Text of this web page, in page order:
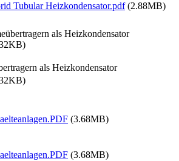
Tubular Heizkondensator.pdf(2.88MB)
als Heizkondensator
als Heizkondensator
(3.68MB)
(3.68MB)